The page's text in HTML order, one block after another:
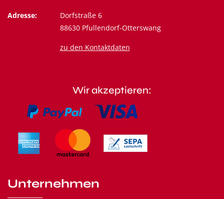
Adresse:
Dorfstraße 6
88630 Pfullendorf-Otterswang
zu den Kontaktdaten
Wir akzeptieren:
Unternehmen